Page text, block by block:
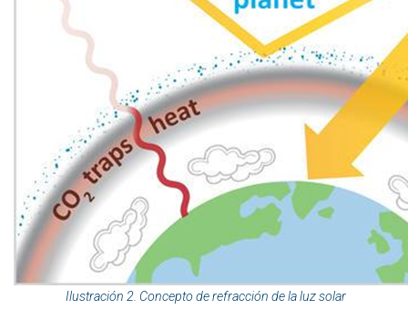
Ilustración 2. Concepto de refracción de la luz solar